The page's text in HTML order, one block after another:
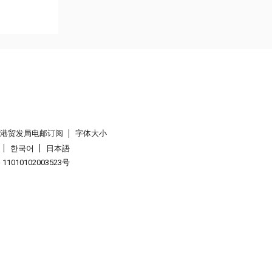
贸发局电邮订阅
字体大小
한국어
日本語
号